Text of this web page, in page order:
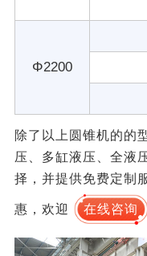
Φ2200
除了以上圆锥机的的
压、多缸液压、全液
择，并提供免费定制
惠，欢迎 在线咨询